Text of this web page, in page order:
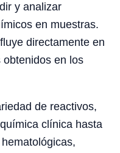
y analizar
en muestras.
directamente en
obtenidos en los
de reactivos,
clínica hasta